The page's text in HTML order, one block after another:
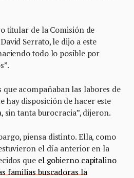
titular de la Comisión de
Serrato, le dijo a este
todo lo posible por
acompañaban las labores de
hay disposición de hacer este
sin tanta burocracia”, dijeron.
piensa distinto. Ella, como
el día anterior en la
que el gobierno capitalino
familias buscadoras la